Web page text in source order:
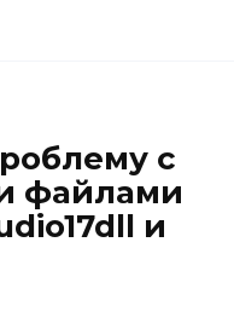
с
файлами
и